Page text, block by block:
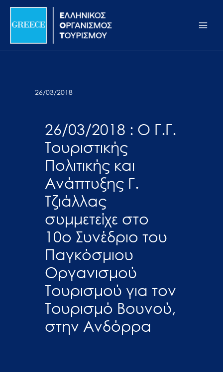
Σημείωση:
ιστότοπος
προσβασιμότητας.
Μετάβαση
περιεχόμενο
26/03/2018
26/03/2018 : Ο Γ.Γ.
Τουριστικής
Πολιτικής και
Ανάπτυξης Γ.
Τζιάλλας
συμμετείχε στο
10ο Συνέδριο του
Παγκόσμιου
Οργανισμού
Τουρισμού για τον
Τουρισμό Βουνού,
στην Ανδόρρα